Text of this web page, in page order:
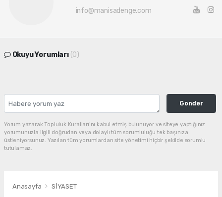
info@manisadenge.com
Okuyu Yorumları (0)
Gonder
Yorum yazarak Topluluk Kuralları’nı kabul etmiş bulunuyor ve siteye yaptığınız
yorumunuzla ilgili doğrudan veya dolaylı tüm sorumluluğu tek başınıza
üstleniyorsunuz. Yazılan tüm yorumlardan site yönetimi hiçbir şekilde sorumlu
tutulamaz.
Anasayfa SİYASET